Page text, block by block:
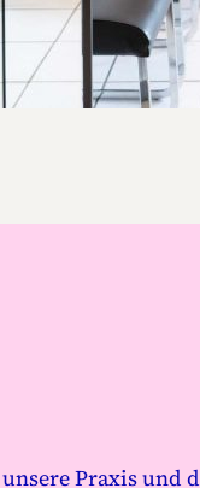
Praxis und